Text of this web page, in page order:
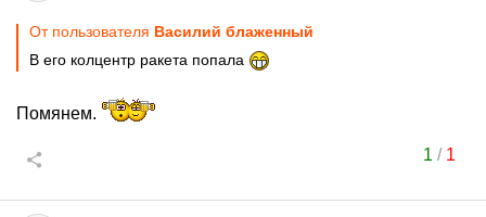
От пользователя Василий блаженный
В его колцентр ракета попала
Помянем.
1 / 1